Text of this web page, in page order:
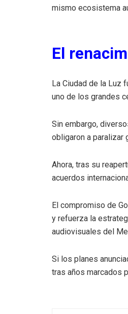
mismo ecosistema
El
La Ciudad de la Luz
uno de los grandes
Sin embargo,
obligaron a paralizar
Ahora, tras su
acuerdos
El compromiso de
y refuerza la
audiovisuales del
Si los planes
tras años marcados